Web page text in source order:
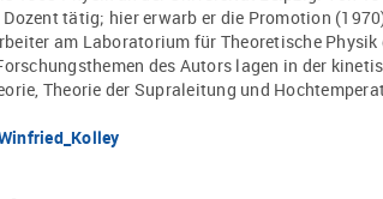
tätig; hier erwarb er die Promotion
am Laboratorium für Theoretische
des Autors lagen in der
Theorie der Supraleitung und